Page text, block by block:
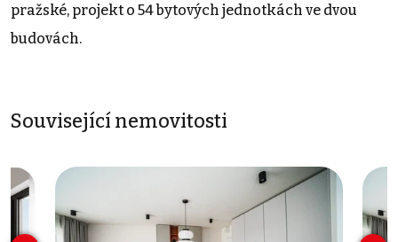
pražské, projekt o 54 bytových jednotkách ve dvou
budovách.
Související nemovitosti